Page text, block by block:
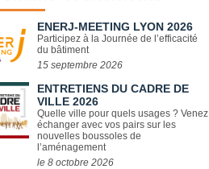
ENERJ-MEETING LYON 2026
Participez à la Journée de l’efficacité
du bâtiment
15 septembre 2026
ENTRETIENS DU CADRE DE
VILLE 2026
Quelle ville pour quels usages ? Venez
échanger avec vos pairs sur les
nouvelles boussoles de
l’aménagement
le 8 octobre 2026